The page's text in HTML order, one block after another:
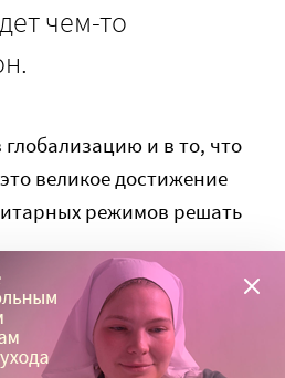
чем-то
и в то, что
великое достижение
режимов решать
друг от друга
а самая богатая